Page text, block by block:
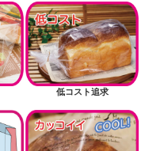
低コスト追求